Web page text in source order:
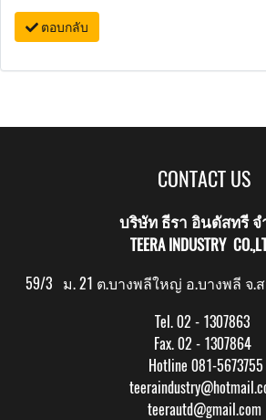
ตอบกลับ
CONTACT US
บริษัท ธีรา อินดัสทรี จ
TEERA INDUSTRY
59/3 ม. 21 ต.บางพลีใหญ่ อ.บางพลี จ.
Tel. 02 - 1307863
Fax. 02 - 1307864
Hotline 081-5673755
teerautd@gmail.com